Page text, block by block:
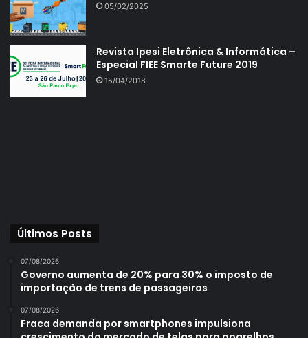
05/02/2025
Revista Ipesi Eletrônica & Informática –
Especial FIEE Smarte Future 2019
15/04/2018
Últimos Posts
07/08/2026
Governo aumenta de 20% para 30% o imposto de
importação de trens de passageiros
07/08/2026
Fraca demanda por smartphones impulsiona